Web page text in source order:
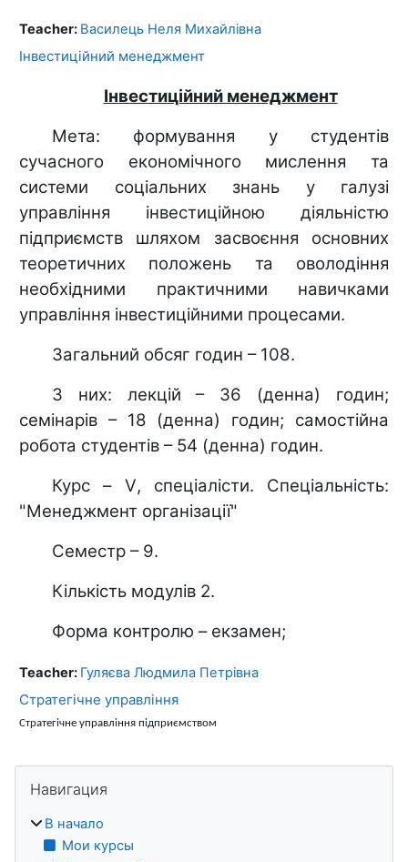
Teacher: Василець Неля Михайлівна
Інвестиційний менеджмент
Інвестиційний менеджмент
Мета: формування у студентів
сучасного економічного мислення та
системи соціальних знань у галузі
управління інвестиційною діяльністю
підприємств шляхом засвоєння основних
теоретичних положень та оволодіння
необхідними практичними навичками
управління інвестиційними процесами.
Загальний обсяг годин – 108.
З них: лекцій – 36 (денна) годин;
семінарів – 18 (денна) годин; самостійна
робота студентів – 54 (денна) годин.
Курс – V, спеціалісти. Спеціальність:
"Менеджмент організації"
Семестр – 9.
Кількість модулів 2.
Форма контролю – екзамен;
Teacher: Гуляєва Людмила Петрівна
Стратегічне управління
Стратегічне управління підприємством
Блоки
Навигация
В начало
Мои курсы